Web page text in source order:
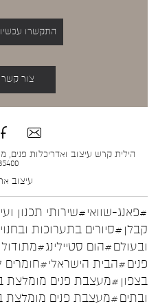
התקשרו עכשיו 052-5535400
צור קשר
עיצוב
#פאנג-שוואי#שירותי תכנון
קבלן #סיורים בתערוכות
ובעולם#הום סטיילינג
פנים#הבית הישראלי#חומרים
בצפון #מעצבת פנים מומלצת
ובתים#מעצבת פנים מומלצת